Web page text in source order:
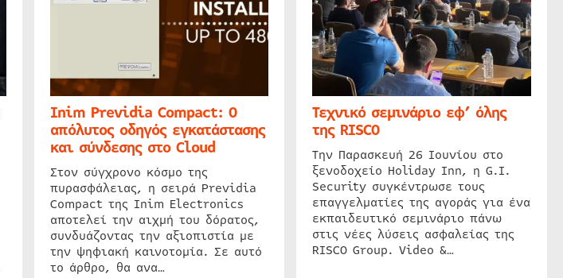
Inim Previdia Compact: Ο
απόλυτος οδηγός εγκατάστασης
και σύνδεσης στο Cloud
Στον σύγχρονο κόσμο της
πυρασφάλειας, η σειρά Previdia
Compact της Inim Electronics
αποτελεί την αιχμή του δόρατος,
συνδυάζοντας την αξιοπιστία με
την ψηφιακή καινοτομία. Σε αυτό
το άρθρο, θα ανα…
Τεχνικό σεμινάριο εφ’ όλης
της RISCO
Την Παρασκευή 26 Ιουνίου στο
ξενοδοχείο Holiday Inn, η G.I.
Security συγκέντρωσε τους
επαγγελματίες της αγοράς για ένα
εκπαιδευτικό σεμινάριο πάνω
στις νέες λύσεις ασφαλείας της
RISCO Group. Video &…